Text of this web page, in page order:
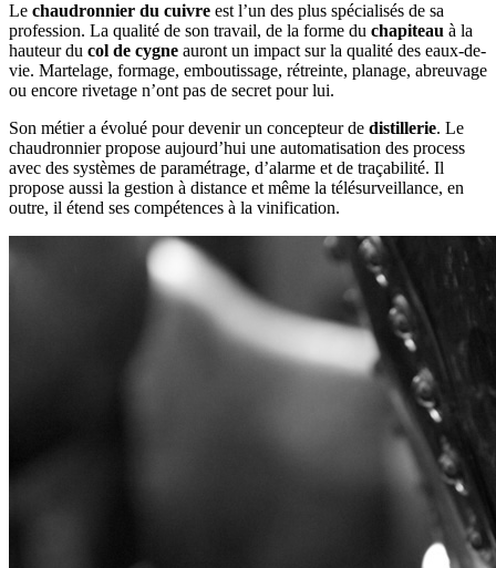
Le chaudronnier du cuivre est l’un des plus spécialisés de sa
profession. La qualité de son travail, de la forme du chapiteau à la
hauteur du col de cygne auront un impact sur la qualité des eaux-de-
vie. Martelage, formage, emboutissage, rétreinte, planage, abreuvage
ou encore rivetage n’ont pas de secret pour lui.
Son métier a évolué pour devenir un concepteur de distillerie. Le
chaudronnier propose aujourd’hui une automatisation des process
avec des systèmes de paramétrage, d’alarme et de traçabilité. Il
propose aussi la gestion à distance et même la télésurveillance, en
outre, il étend ses compétences à la vinification.